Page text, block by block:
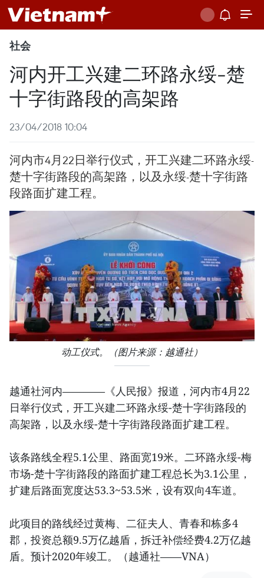
社会
河内开工兴建二环路永绥-楚
十字街路段的高架路
23/04/2018 10:04
河内市4月22日举行仪式，开工兴建二环路永绥-
楚十字街路段的高架路，以及永绥-楚十字街路
段路面扩建工程。
动工仪式。（图片来源：越通社）
越通社河内————《人民报》报道，河内市4月22
日举行仪式，开工兴建二环路永绥-楚十字街路段的
高架路，以及永绥-楚十字街路段路面扩建工程。
该条路线全程5.1公里、路面宽19米。二环路永绥-梅
市场-楚十字街路段的路面扩建工程总长为3.1公里，
扩建后路面宽度达53.3~53.5米，设有双向4车道。
此项目的路线经过黄梅、二征夫人、青春和栋多4
郡，投资总额9.5万亿越盾，拆迁补偿经费4.2万亿越
盾。预计2020年竣工。（越通社——VNA）